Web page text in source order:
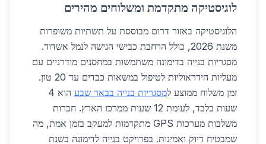
לוגיסטיקה מתקדמת ומשלוחים מהירים
הלוגיסטיקה באזור דרום מבוססת על תשתיות משופרות
משנת 2026, כולל הרחבת כבישי הגישה לנמל אשדוד.
מסגריות בנייה בדימונה משתמשות במחסנים מודרניים עם
מעליות הידראוליות לטיפול במשאות כבדים עד 20 טון.
זמן משלוח ממוצע למסגריות בנייה בבאר שבע
הוא 4
שעות בלבד, לעומת 12 שעות ממרכז הארץ. חברות
משלבות מערכות GPS מתקדמות למעקב בזמן אמת, מה
שמבטיח דיוק ואמינות. בפרויקט בנייה לדימונה בשנת